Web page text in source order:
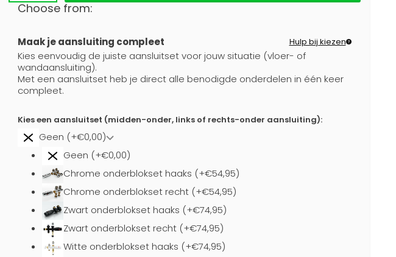
Choose from:
Maak je aansluiting compleet Hulp bij kiezen
Kies eenvoudig de juiste aansluitset voor jouw situatie (vloer- of
wandaansluiting).
Met een aansluitset heb je direct alle benodigde onderdelen in één keer
compleet.
Kies een aansluitset (midden-onder, links of rechts-onder aansluiting):
Geen (+€0,00)
Geen (+€0,00)
Chrome onderblokset haaks (+€54,95)
Chrome onderblokset recht (+€54,95)
Zwart onderblokset haaks (+€74,95)
Zwart onderblokset recht (+€74,95)
Witte onderblokset haaks (+€74,95)